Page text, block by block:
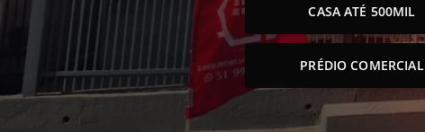
CASA ATÉ 500MIL
PRÉDIO COMERCIAL